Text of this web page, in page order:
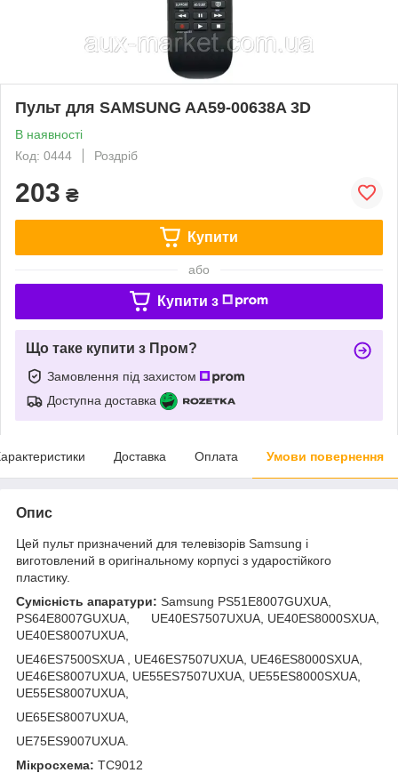
Пульт для SAMSUNG AA59-00638A 3D
В наявності
Код: 0444
Роздріб
203 ₴
Купити
або
Купити з
Що таке купити з Пром?
Замовлення під захистом
Доступна доставка
Доставка Оплата Умови повернення
Опис
Цей пульт призначений для телевізорів Samsung і
виготовлений в оригінальному корпусі з ударостійкого
пластику.
Сумісність апаратури: Samsung PS51E8007GUXUA,
PS64E8007GUXUA, UE40ES7507UXUA, UE40ES8000SXUA,
UE40ES8007UXUA,
UE46ES7500SXUA , UE46ES7507UXUA, UE46ES8000SXUA,
UE46ES8007UXUA, UE55ES7507UXUA, UE55ES8000SXUA,
UE55ES8007UXUA,
UE65ES8007UXUA,
UE75ES9007UXUA.
Мікросхема: TC9012